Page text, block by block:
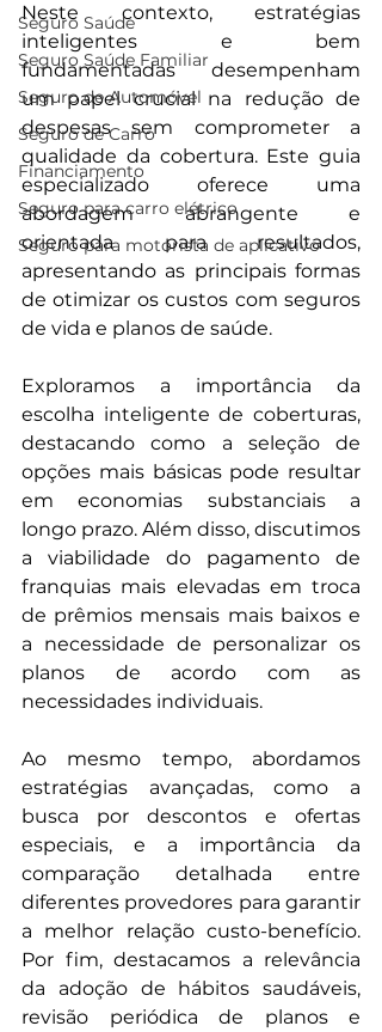
Seguro Saúde
Seguro Saúde Familiar
Seguro de Automóvel
Seguro de Carro
Financiamento
Seguro para carro elétrico
Seguro para motorista de aplicativo
Neste contexto, estratégias
inteligentes e bem
fundamentadas desempenham
um papel crucial na redução de
despesas sem comprometer a
qualidade da cobertura. Este guia
especializado oferece uma
abordagem abrangente e
orientada para resultados,
apresentando as principais formas
de otimizar os custos com seguros
de vida e planos de saúde.
Exploramos a importância da
escolha inteligente de coberturas,
destacando como a seleção de
opções mais básicas pode resultar
em economias substanciais a
longo prazo. Além disso, discutimos
a viabilidade do pagamento de
franquias mais elevadas em troca
de prêmios mensais mais baixos e
a necessidade de personalizar os
planos de acordo com as
necessidades individuais.
Ao mesmo tempo, abordamos
estratégias avançadas, como a
busca por descontos e ofertas
especiais, e a importância da
comparação detalhada entre
diferentes provedores para garantir
a melhor relação custo-benefício.
Por fim, destacamos a relevância
da adoção de hábitos saudáveis,
revisão periódica de planos e